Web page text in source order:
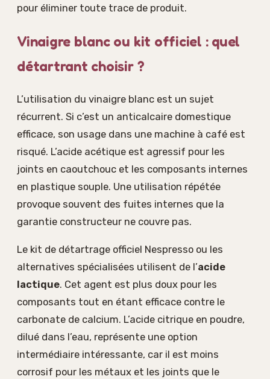
pour éliminer toute trace de produit.
Vinaigre blanc ou kit officiel : quel
détartrant choisir ?
L’utilisation du vinaigre blanc est un sujet
récurrent. Si c’est un anticalcaire domestique
efficace, son usage dans une machine à café est
risqué. L’acide acétique est agressif pour les
joints en caoutchouc et les composants internes
en plastique souple. Une utilisation répétée
provoque souvent des fuites internes que la
garantie constructeur ne couvre pas.
Le kit de détartrage officiel Nespresso ou les
alternatives spécialisées utilisent de l’acide
lactique. Cet agent est plus doux pour les
composants tout en étant efficace contre le
carbonate de calcium. L’acide citrique en poudre,
dilué dans l’eau, représente une option
intermédiaire intéressante, car il est moins
corrosif pour les métaux et les joints que le